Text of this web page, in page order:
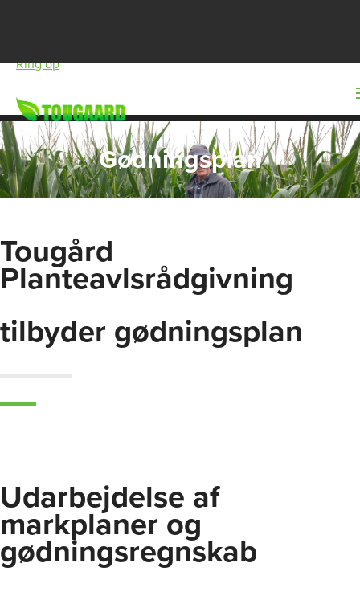
Ring op
Gødningsplan
Tougård
Planteavlsrådgivning
tilbyder gødningsplan
Udarbejdelse af
markplaner og
gødningsregnskab